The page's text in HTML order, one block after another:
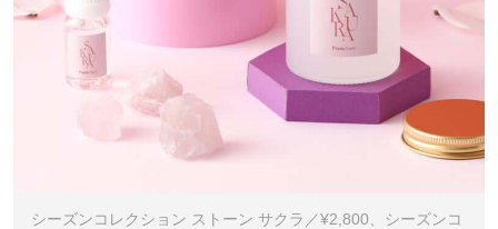
シーズンコレクション ストーン サクラ／¥2,800、シーズンコ